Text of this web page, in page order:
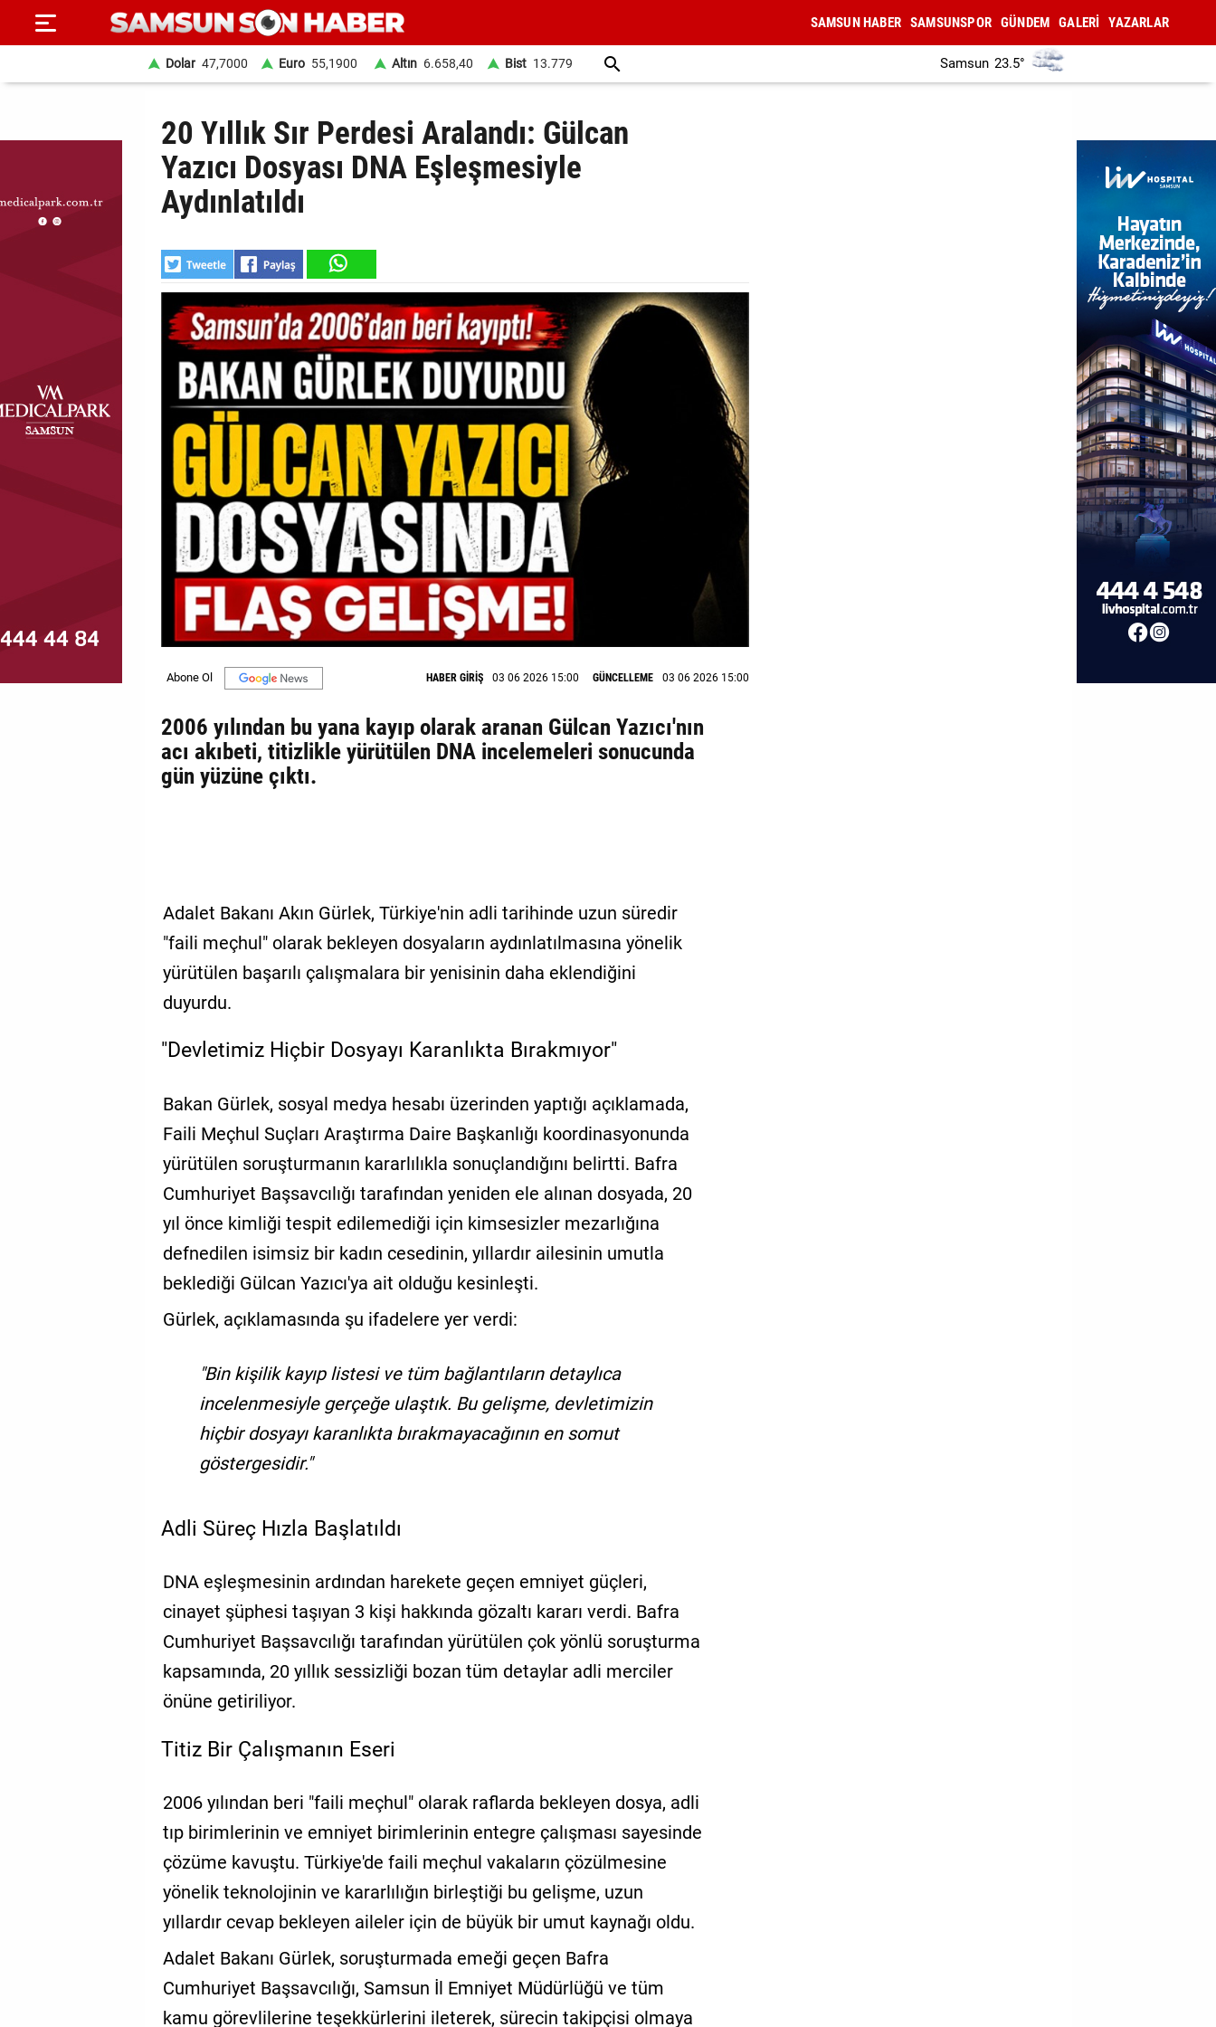
SAYFA
HABER
DÜNYA
MAGAZİN
Künye
İletişim
SAMSUN HABER SAMSUNSPOR GÜNDEM GALERİ YAZARLAR
Dolar 47,7000 Euro 55,1900 Altın 6.658,40 Bist 13.779 Samsun 23.5°
20 Yıllık Sır Perdesi Aralandı: Gülcan
Yazıcı Dosyası DNA Eşleşmesiyle
Aydınlatıldı
HABER GİRİŞ 03 06 2026 15:00 GÜNCELLEME 03 06 2026 15:00
2006 yılından bu yana kayıp olarak aranan Gülcan Yazıcı'nın
acı akıbeti, titizlikle yürütülen DNA incelemeleri sonucunda
gün yüzüne çıktı.
Adalet Bakanı Akın Gürlek, Türkiye'nin adli tarihinde uzun süredir
"faili meçhul" olarak bekleyen dosyaların aydınlatılmasına yönelik
yürütülen başarılı çalışmalara bir yenisinin daha eklendiğini
duyurdu.
"Devletimiz Hiçbir Dosyayı Karanlıkta Bırakmıyor"
Bakan Gürlek, sosyal medya hesabı üzerinden yaptığı açıklamada,
Faili Meçhul Suçları Araştırma Daire Başkanlığı koordinasyonunda
yürütülen soruşturmanın kararlılıkla sonuçlandığını belirtti. Bafra
Cumhuriyet Başsavcılığı tarafından yeniden ele alınan dosyada, 20
yıl önce kimliği tespit edilemediği için kimsesizler mezarlığına
defnedilen isimsiz bir kadın cesedinin, yıllardır ailesinin umutla
beklediği Gülcan Yazıcı'ya ait olduğu kesinleşti.
Gürlek, açıklamasında şu ifadelere yer verdi:
"Bin kişilik kayıp listesi ve tüm bağlantıların detaylıca
incelenmesiyle gerçeğe ulaştık. Bu gelişme, devletimizin
hiçbir dosyayı karanlıkta bırakmayacağının en somut
göstergesidir."
Adli Süreç Hızla Başlatıldı
DNA eşleşmesinin ardından harekete geçen emniyet güçleri,
cinayet şüphesi taşıyan 3 kişi hakkında gözaltı kararı verdi. Bafra
Cumhuriyet Başsavcılığı tarafından yürütülen çok yönlü soruşturma
kapsamında, 20 yıllık sessizliği bozan tüm detaylar adli merciler
önüne getiriliyor.
Titiz Bir Çalışmanın Eseri
2006 yılından beri "faili meçhul" olarak raflarda bekleyen dosya, adli
tıp birimlerinin ve emniyet birimlerinin entegre çalışması sayesinde
çözüme kavuştu. Türkiye'de faili meçhul vakaların çözülmesine
yönelik teknolojinin ve kararlılığın birleştiği bu gelişme, uzun
yıllardır cevap bekleyen aileler için de büyük bir umut kaynağı oldu.
Adalet Bakanı Gürlek, soruşturmada emeği geçen Bafra
Cumhuriyet Başsavcılığı, Samsun İl Emniyet Müdürlüğü ve tüm
kamu görevlilerine teşekkürlerini ileterek, sürecin takipçisi olmaya